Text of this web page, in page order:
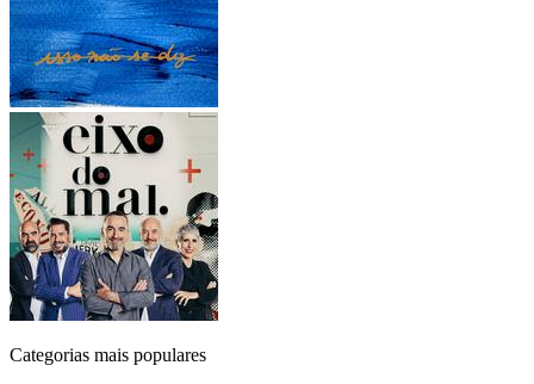
Categorias mais populares